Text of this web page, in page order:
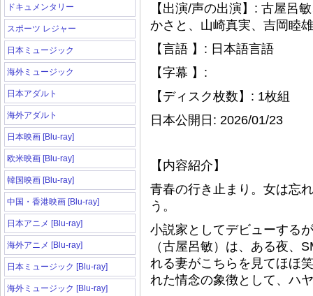
ドキュメンタリー
スポーツ レジャー
日本ミュージック
海外ミュージック
日本アダルト
海外アダルト
日本映画 [Blu-ray]
欧米映画 [Blu-ray]
韓国映画 [Blu-ray]
中国・香港映画 [Blu-ray]
日本アニメ [Blu-ray]
海外アニメ [Blu-ray]
日本ミュージック [Blu-ray]
海外ミュージック [Blu-ray]
【出演/声の出演】: 古屋呂
かさと、山崎真実、吉岡睦
【言語 】: 日本語言語
【字幕 】:
【ディスク枚数】: 1枚組
日本公開日: 2026/01/23
【内容紹介】
青春の行き止まり。女は忘
う。
小説家としてデビューする
（古屋呂敏）は、ある夜、
れる妻がこちらを見てほほ
れた情念の象徴として、ハ